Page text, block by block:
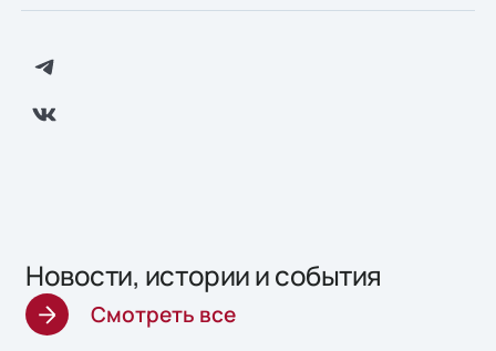
Новости, истории и события
Смотреть все